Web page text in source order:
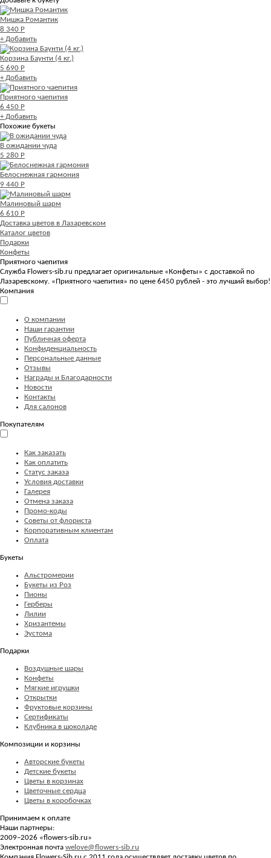
Мишка Романтик
8 340 Р
+ Добавить
Корзина Баунти (4 кг.)
5 690 Р
+ Добавить
Приятного чаепития
6 450 Р
+ Добавить
Похожие букеты
В ожидании чуда
5 280 Р
Белоснежная гармония
9 440 Р
Малиновый шарм
6 610 Р
Доставка цветов в Лазаревском
Каталог цветов
Подарки
Конфеты
Приятного чаепития
Служба Flowers-sib.ru предлагает оригинальные «Конфеты» с доставкой по
Лазаревскому. «Приятного чаепития» по цене 6450 рублей - это лучший выбор!
Компания
О компании
Наши гарантии
Публичная оферта
Конфиденциальность
Персональные данные
Отзывы
Награды и Благодарности
Новости
Контакты
Для салонов
Покупателям
Как заказать
Как оплатить
Статус заказа
Условия доставки
Галерея
Отмена заказа
Промо-коды
Советы от флориста
Корпоративным клиентам
Оплата
Букеты
Альстромерии
Букеты из Роз
Пионы
Герберы
Лилии
Хризантемы
Эустома
Подарки
Воздушные шары
Конфеты
Мягкие игрушки
Открытки
Фруктовые корзины
Сертификаты
Клубника в шоколаде
Композиции и корзины
Авторские букеты
Детские букеты
Цветы в корзинах
Цветочные сердца
Цветы в коробочках
Принимаем к оплате
Наши партнеры:
2009–2026 «flowers-sib.ru»
Электронная почта welove@flowers-sib.ru